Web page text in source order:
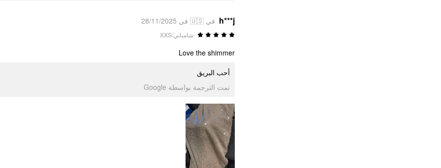
h***j في 🇺🇸 في 28/11/2025
شامباني/XXS
Love the shimmer
أحب البريق
تمت الترجمة بواسطة Google